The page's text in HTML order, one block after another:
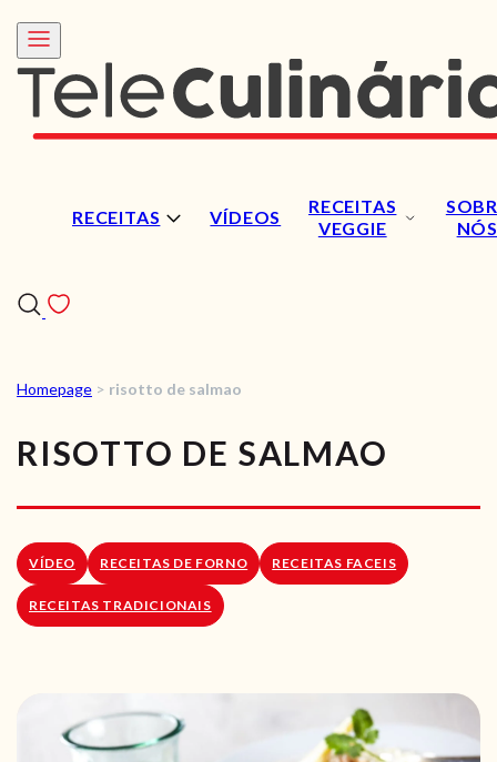
RECEITAS VÍDEOS
RECEITAS
VEGGIE
NÓS
RECEITAS
VÍDEOS
RECEITAS VEGGIE
SOBRE NÓS
LOJA ONLINE
Homepage > risotto de salmao
RISOTTO DE SALMAO
VÍDEO RECEITAS DE FORNO RECEITAS FACEIS
RECEITAS TRADICIONAIS